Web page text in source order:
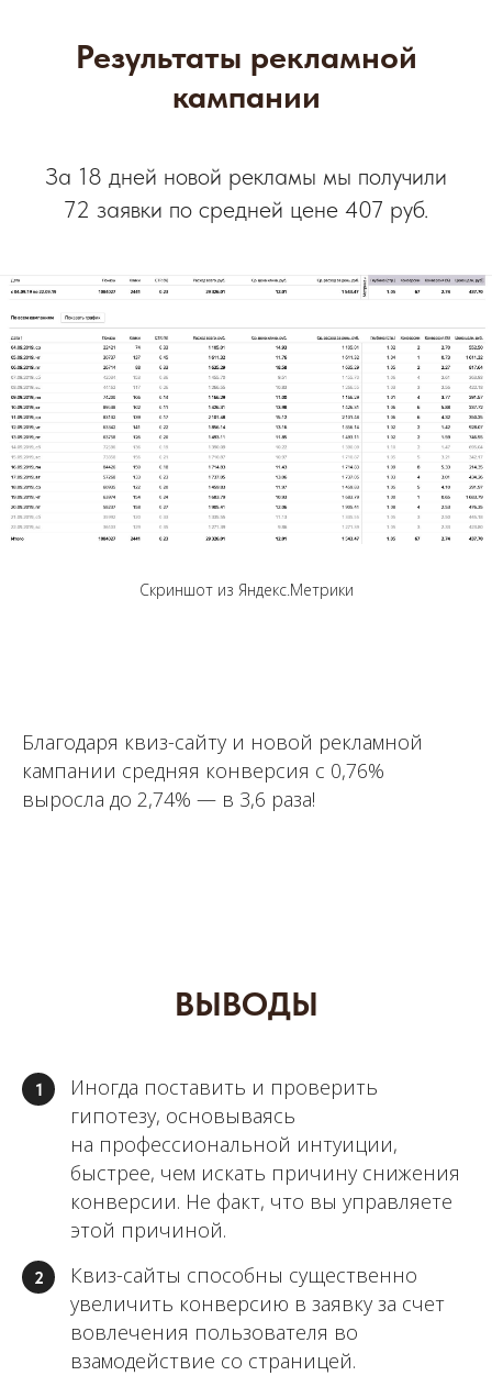
Результаты рекламной
кампании
За 18 дней новой рекламы мы получили
72 заявки по средней цене 407 руб.
Скриншот из Яндекс.Метрики
Благодаря квиз-сайту и новой рекламной
кампании средняя конверсия с 0,76%
выросла до 2,74% — в 3,6 раза!
ВЫВОДЫ
1
Иногда поставить и проверить
гипотезу, основываясь
на профессиональной интуиции,
быстрее, чем искать причину снижения
конверсии. Не факт, что вы управляете
этой причиной.
2
Квиз-сайты способны существенно
увеличить конверсию в заявку за счет
вовлечения пользователя во
взамодействие со страницей.